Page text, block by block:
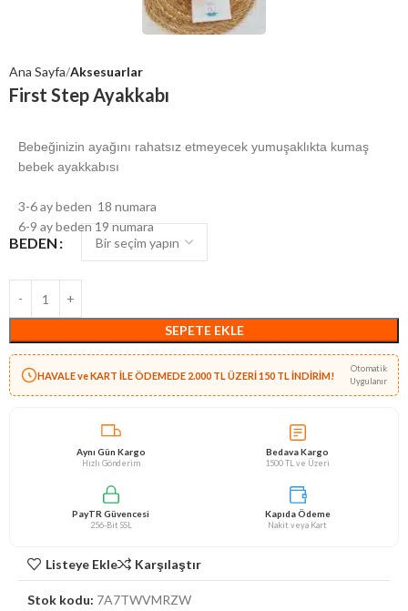
Ana Sayfa Aksesuarlar
First Step Ayakkabı
Bebeğinizin ayağını rahatsız etmeyecek yumuşaklıkta kumaş
bebek ayakkabısı
3-6 ay beden 18 numara
6-9 ay beden 19 numara
BEDEN
SEPETE EKLE
HAVALE ve KART İLE ÖDEMEDE 2.000 TL ÜZERİ 150 TL İNDİRİM!
Otomatik
Uygulanır
Aynı Gün Kargo
Hızlı Gönderim
Bedava Kargo
1500 TL ve Üzeri
PayTR Güvencesi
256-Bit SSL
Kapıda Ödeme
Nakit veya Kart
Listeye Ekle Karşılaştır
Stok kodu: 7A7TWVMRZW